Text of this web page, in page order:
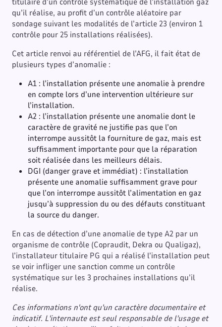
qu’il réalise, au profit d’un contrôle aléatoire par
sondage suivant les modalités de l’article 23 (environ 1
contrôle pour 25 installations réalisées).
Cet article renvoi au référentiel de l’AFG, il fait état de
plusieurs types d’anomalie :
A1 : l’installation présente une anomalie à prendre
en compte lors d’une intervention ultérieure sur
l’installation.
A2 : l’installation présente une anomalie dont le
caractère de gravité ne justifie pas que l’on
interrompe aussitôt la fourniture de gaz, mais est
suffisamment importante pour que la réparation
soit réalisée dans les meilleurs délais.
DGI (danger grave et immédiat) : l’installation
présente une anomalie suffisamment grave pour
que l’on interrompe aussitôt l’alimentation en gaz
jusqu’à suppression du ou des défauts constituant
la source du danger.
En cas de détection d’une anomalie de type A2 par un
organisme de contrôle (Copraudit, Dekra ou Qualigaz),
l’installateur titulaire PG qui a réalisé l’installation peut
se voir infliger une sanction comme un contrôle
systématique sur les 3 prochaines installations qu’il
réalise.
Ces informations n'ont qu'un caractère documentaire et
indicatif. L'internaute est seul responsable de l'usage et